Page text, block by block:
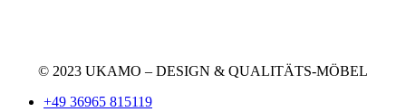
© 2023 UKAMO – DESIGN & QUALITÄTS-MÖBEL
+49 36965 815119